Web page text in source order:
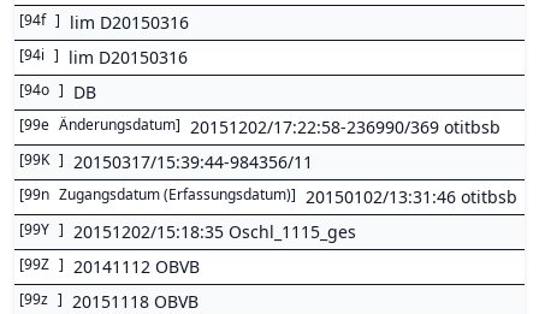
[94f ] lim D20150316
[94i ] lim D20150316
[94o ] DB
[99e Änderungsdatum] 20151202/17:22:58-236990/369 otitbsb
[99K ] 20150317/15:39:44-984356/11
[99n Zugangsdatum (Erfassungsdatum)] 20150102/13:31:46 otitbsb
[99Y ] 20151202/15:18:35 Oschl_1115_ges
[99Z ] 20141112 OBVB
[99z ] 20151118 OBVB